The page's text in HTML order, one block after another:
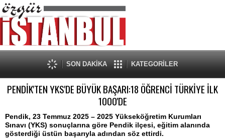
SON DAKİKA KATEGORİLER
PENDİK'TEN YKS'DE BÜYÜK BAŞARI:18 ÖĞRENCİ TÜRKİYE İLK
1000'DE
Pendik, 23 Temmuz 2025 – 2025 Yükseköğretim Kurumları
Sınavı (YKS) sonuçlarına göre Pendik ilçesi, eğitim alanında
gösterdiği üstün başarıyla adından söz ettirdi.